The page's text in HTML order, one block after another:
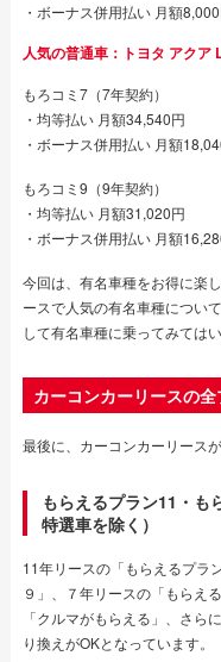
・ボーナス併用払い 月額
人気の普通車：トヨタ アクア
もろコミ7（7年契約）
・均等払い 月額34,540円
・ボーナス併用払い 月額
もろコミ9（9年契約）
・均等払い 月額31,020円
・ボーナス併用払い 月額
今回は、有名車種をお得に楽
ースで人気の有名車種につい
して有名車種に乗ってみては
カーコンカーリースの
最後に、カーコンカーリース
もらえるプラン11・も
特選車を除く）
11年リースの「もらえるプラ
９」、７年リースの「もらえ
「クルマがもらえる」、さら
り換えがOKとなっています。